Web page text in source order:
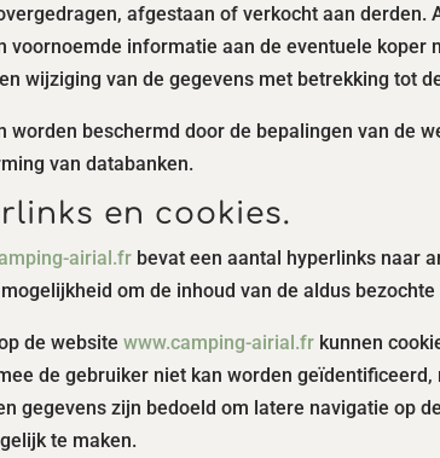
afgestaan of verkocht aan derden.
voornoemde informatie aan de eventuele
wijziging van de gegevens met betrekking tot
worden beschermd door de bepalingen van de
van databanken.
en cookies.
airial.fr bevat een aantal hyperlinks naar
om de inhoud van de aldus
de websitewww.camping-airial.fr kunnen
de gebruiker niet kan worden
gegevens zijn bedoeld om latere navigatie op
te maken.